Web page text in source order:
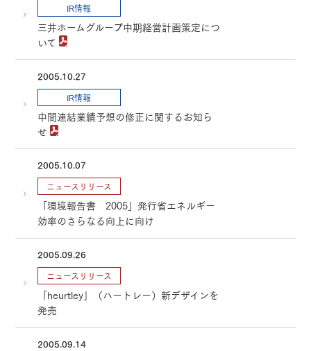
IR情報
三井ホームグループ中期経営計画策定につ
いて
2005.10.27
IR情報
中間連結業績予想の修正に関するお知ら
せ
2005.10.07
ニュースリリース
「環境報告書 2005」発行省エネルギー
効率のさらなる向上に向け
2005.09.26
ニュースリリース
「heurtley」（ハートレー）新デザインを
発売
2005.09.14